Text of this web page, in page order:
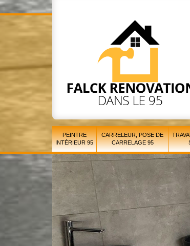
PEINTRE
INTÉRIEUR 95
CARRELEUR, POSE DE
CARRELAGE 95